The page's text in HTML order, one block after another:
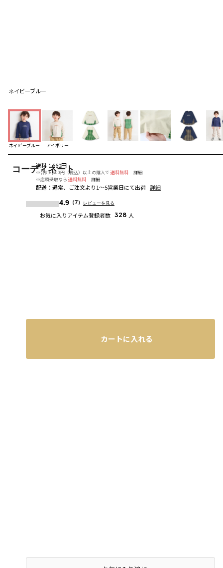
ネイビーブルー
ネイビーブルー アイボリー
コーディネート
送料：660円
※合計6,600円（税込）以上の購入で 送料無料
詳細
※店頭受取なら 送料無料 詳細
配送： 通常、ご注文より1～5営業日にて出荷 詳細
4.9（7） レビューを見る
お気に入りアイテム登録者数 328 人
カートに入れる